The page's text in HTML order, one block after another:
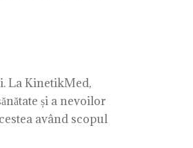
La KinetikMed,
și a nevoilor
având scopul